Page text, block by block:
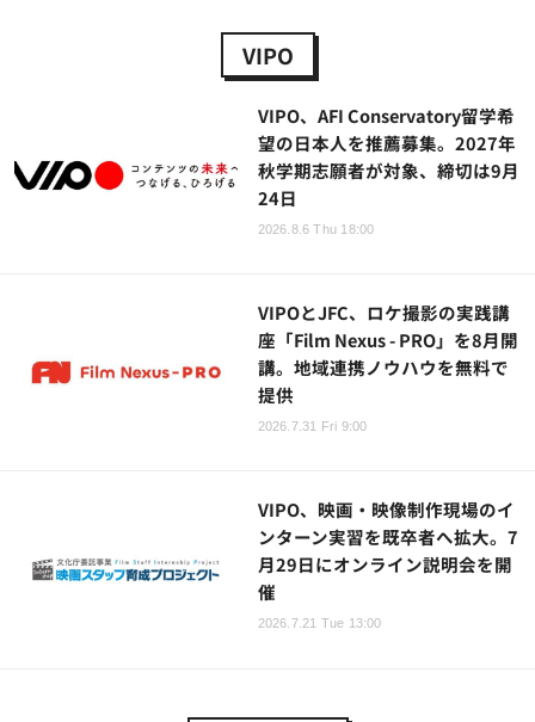
VIPO
VIPO、AFI Conservatory留学希
望の日本人を推薦募集。2027年
秋学期志願者が対象、締切は9月
24日
2026.8.6 Thu 18:00
VIPOとJFC、ロケ撮影の実践講
座「Film Nexus - PRO」を8月開
講。地域連携ノウハウを無料で
提供
2026.7.31 Fri 9:00
VIPO、映画・映像制作現場のイ
ンターン実習を既卒者へ拡大。7
月29日にオンライン説明会を開
催
2026.7.21 Tue 13:00